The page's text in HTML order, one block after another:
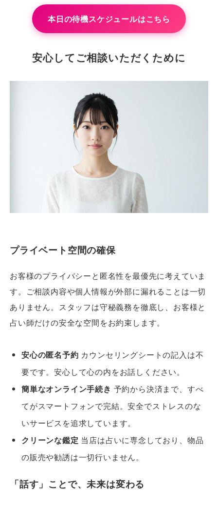
本日の待機スケジュールはこちら
安心してご相談いただくために
プライベート空間の確保
お客様のプライバシーと匿名性を最優先に考えていま
す。ご相談内容や個人情報が外部に漏れることは一切
ありません。スタッフは守秘義務を徹底し、お客様と
占い師だけの安全な空間をお約束します。
安心の匿名予約 カウンセリングシートの記入は不
要です。安心して心の内をお話しください。
簡単なオンライン手続き 予約から決済まで、すべ
てがスマートフォンで完結。安全でストレスのな
いサービスを追求しています。
クリーンな鑑定 当店は占いに専念しており、物品
の販売や勧誘は一切行いません。
「話す」ことで、未来は変わる